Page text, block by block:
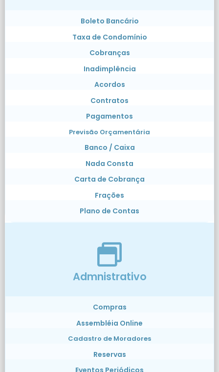
Boleto Bancário
Taxa de Condomínio
Cobranças
Inadimplência
Acordos
Contratos
Pagamentos
Previsão Orçamentária
Banco / Caixa
Nada Consta
Carta de Cobrança
Frações
Plano de Contas
Admnistrativo
Compras
Assembléia Online
Cadastro de Moradores
Reservas